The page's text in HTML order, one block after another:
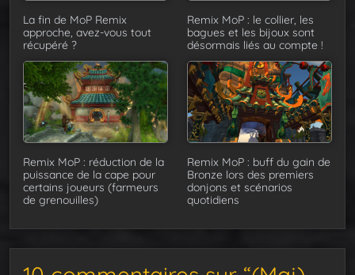
La fin de MoP Remix
approche, avez-vous tout
récupéré ?
Remix MoP : le collier, les
bagues et les bijoux sont
désormais liés au compte !
Remix MoP : réduction de la
puissance de la cape pour
certains joueurs (farmeurs
de grenouilles)
Remix MoP : buff du gain de
Bronze lors des premiers
donjons et scénarios
quotidiens